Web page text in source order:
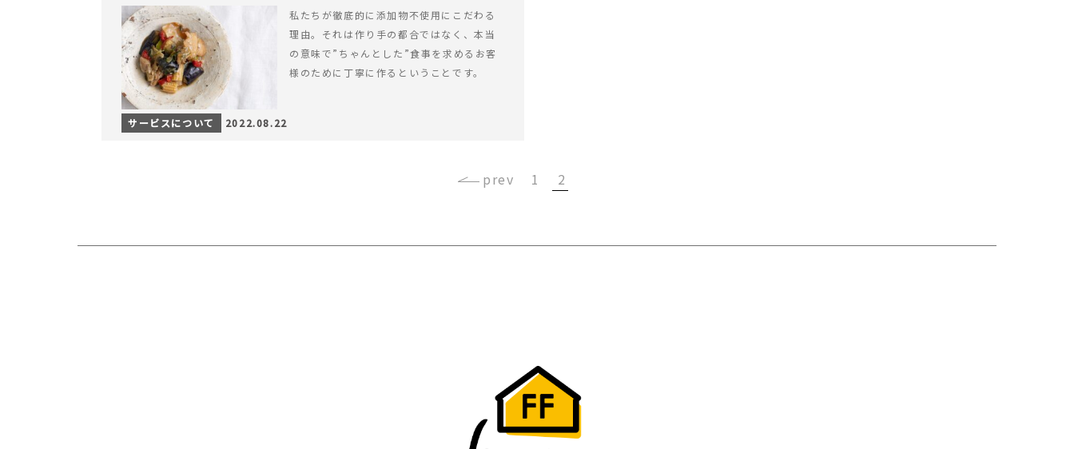
私たちが徹底的に添加物不使用にこだわる
理由。それは作り手の都合ではなく、本当
の意味で”ちゃんとした”食事を求めるお客
様のために丁寧に作るということです。
サービスについて 2022.08.22
‹ 1 2